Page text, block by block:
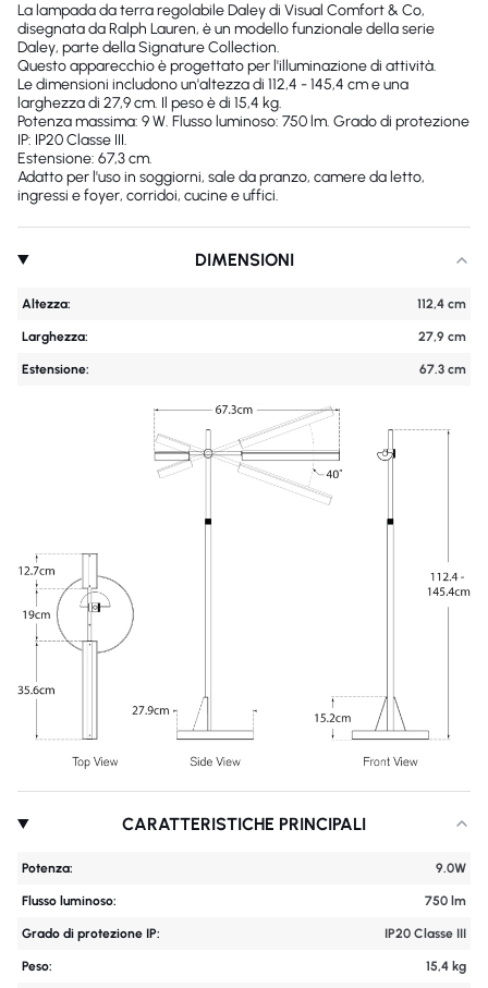
La lampada da terra regolabile Daley di Visual Comfort & Co,
disegnata da Ralph Lauren, è un modello funzionale della serie
Daley, parte della Signature Collection.
Questo apparecchio è progettato per l'illuminazione di attività.
Le dimensioni includono un'altezza di 112,4 - 145,4 cm e una
larghezza di 27,9 cm. Il peso è di 15,4 kg.
Potenza massima: 9 W. Flusso luminoso: 750 lm. Grado di protezione
IP: IP20 Classe III.
Estensione: 67,3 cm.
Adatto per l'uso in soggiorni, sale da pranzo, camere da letto,
ingressi e foyer, corridoi, cucine e uffici.
DIMENSIONI
Altezza: 112,4 cm
Larghezza: 27,9 cm
Estensione: 67.3 cm
CARATTERISTICHE PRINCIPALI
Potenza: 9.0W
Flusso luminoso: 750 lm
Grado di protezione IP: IP20 Classe III
Peso: 15,4 kg